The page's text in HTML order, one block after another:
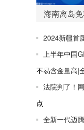
2024新疆首
上半年中国
不易含金量高|
法院判了！
点
全新一代迈